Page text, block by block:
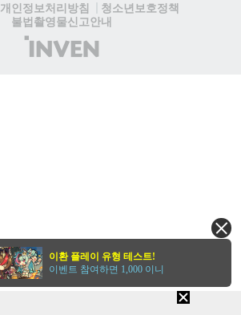
개인정보처리방침
청소년보호정책
불법촬영물신고안내
(주)
인
이환 플레이 유형 테스트!
이벤트 참여하면 1,000 이니